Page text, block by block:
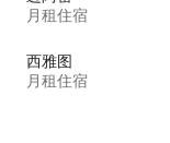
月租住宿
西雅图
月租住宿